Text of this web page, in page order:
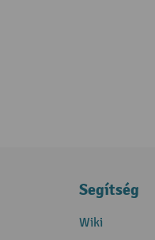
Segítség
Wiki